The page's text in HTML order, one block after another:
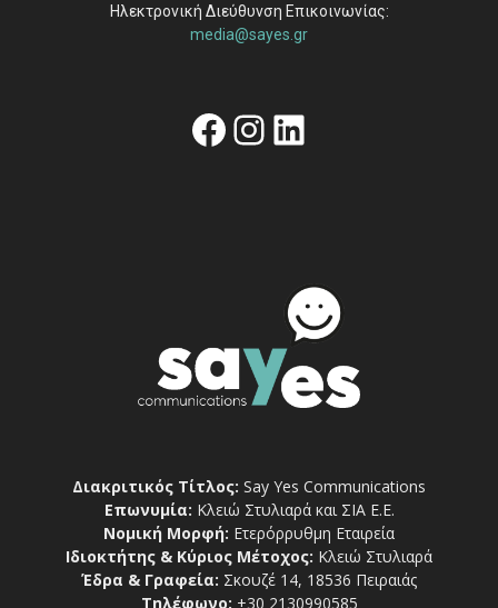
Ηλεκτρονική Διεύθυνση Επικοινωνίας:
media@sayes.gr
Facebook
Instagram
Linkedin
Διακριτικός Τίτλος: Say Yes Communications
Επωνυμία: Κλειώ Στυλιαρά και ΣΙΑ Ε.Ε.
Νομική Μορφή: Ετερόρρυθμη Εταιρεία
Ιδιοκτήτης & Κύριος Μέτοχος: Κλειώ Στυλιαρά
Έδρα & Γραφεία: Σκουζέ 14, 18536 Πειραιάς
Τηλέφωνο: +30 2130990585